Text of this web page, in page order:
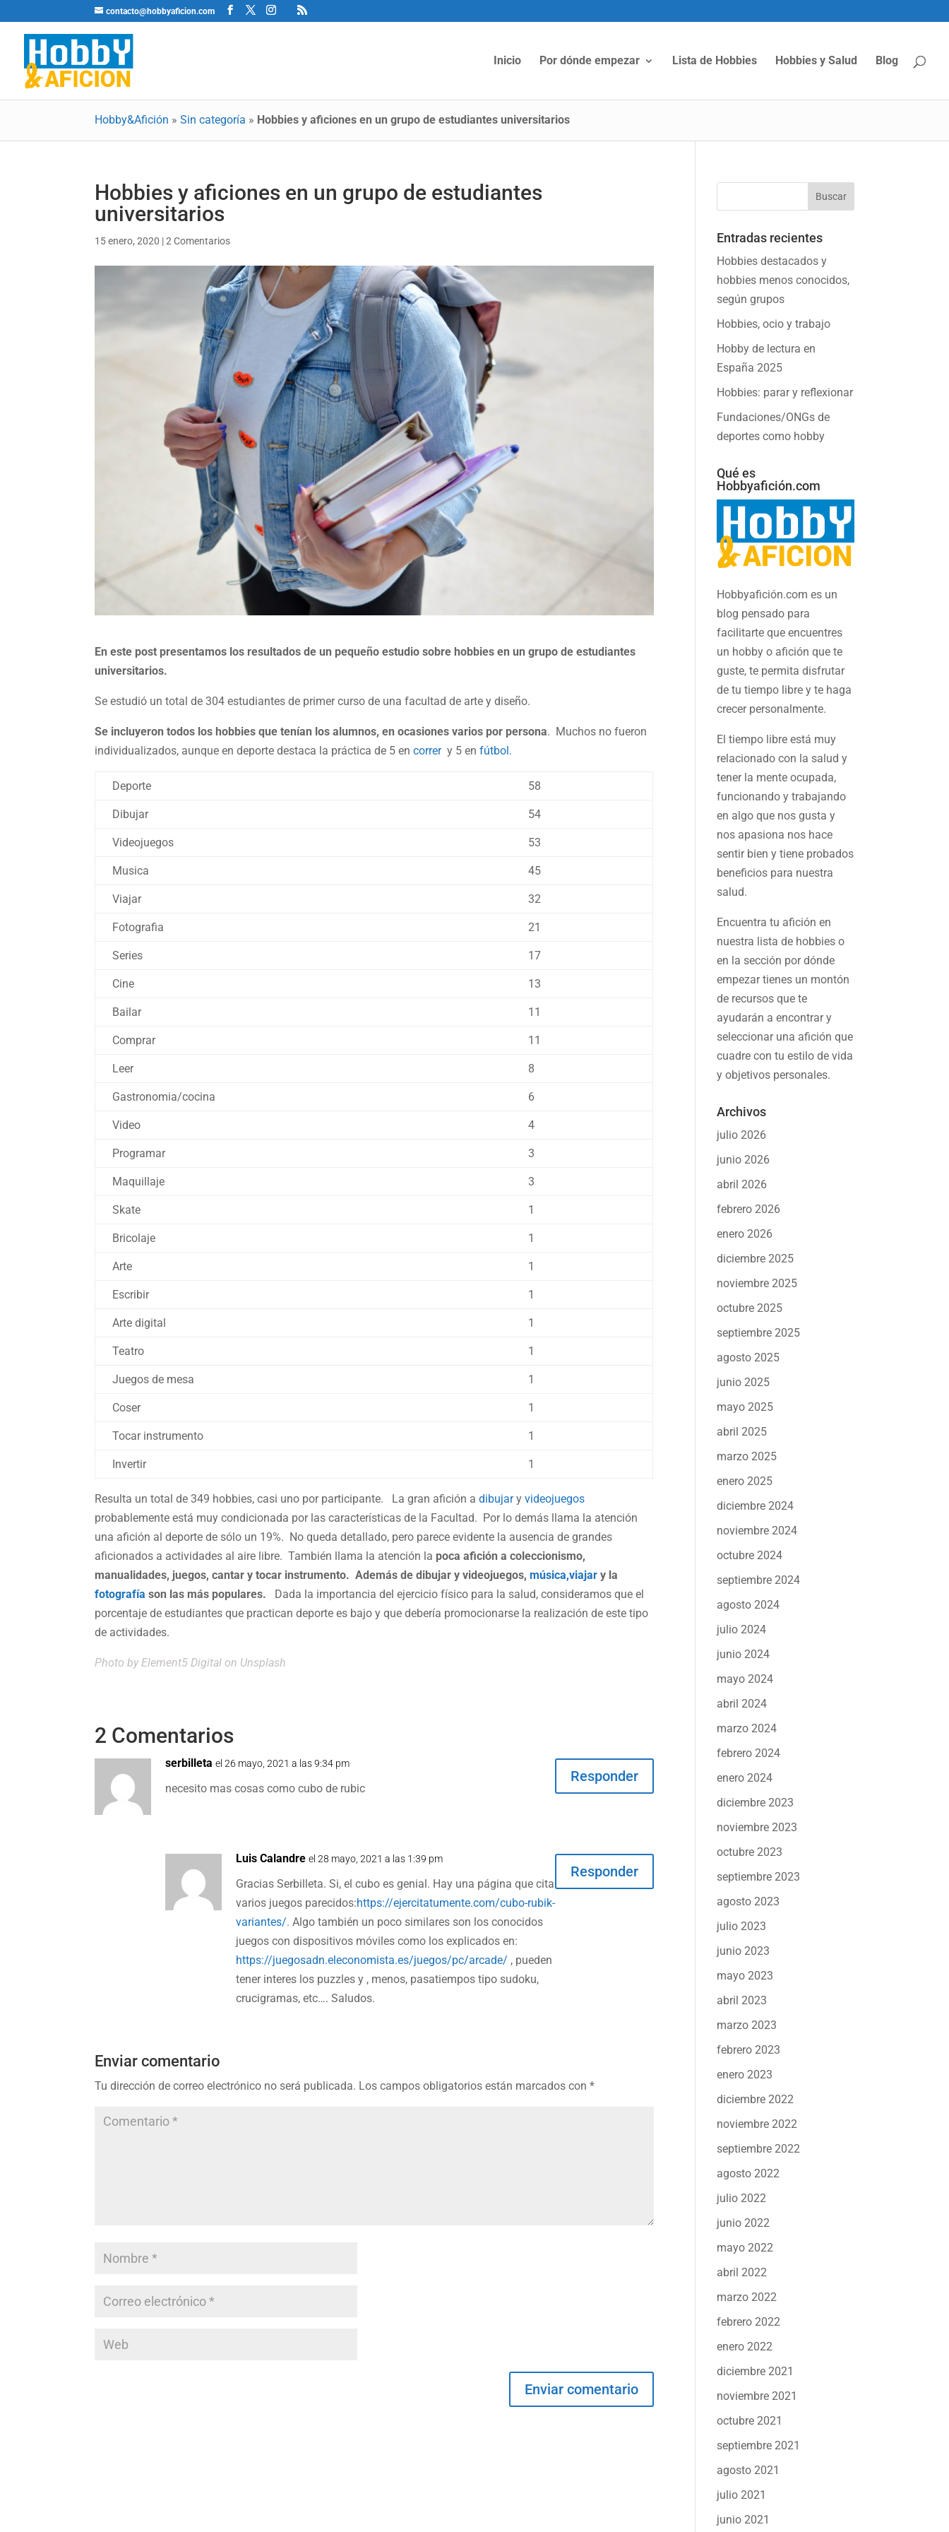
contacto@hobbyaficion.com
Hobby&Afición »Sin categoría » Hobbies y aficiones en un grupo de estudiantes universitarios
Inicio Por dónde empezar Lista de Hobbies Hobbies y Salud Blog
Hobbies y aficiones en un grupo de estudiantes
universitarios
15 enero, 2020 |2 Comentarios
En este post presentamos los resultados de un pequeño estudio sobre hobbies en un grupo de estudiantes
universitarios.
Se estudió un total de 304 estudiantes de primer curso de una facultad de arte y diseño.
Se incluyeron todos los hobbies que tenían los alumnos, en ocasiones varios por persona. Muchos no fueron
individualizados, aunque en deporte destaca la práctica de 5 encorrer y 5 enfútbol.
Deporte 58
Dibujar 54
Videojuegos 53
Musica 45
Viajar 32
Fotografia 21
Series 17
Cine 13
Bailar 11
Comprar 11
Leer 8
Gastronomia/cocina 6
Video 4
Programar 3
Maquillaje 3
Skate 1
Bricolaje 1
Arte 1
Escribir 1
Arte digital 1
Teatro 1
Juegos de mesa 1
Coser 1
Tocar instrumento 1
Invertir 1
Resulta un total de 349 hobbies, casi uno por participante. La gran afición adibujaryvideojuegos
probablemente está muy condicionada por las características de la Facultad. Por lo demás llama la atención
una afición al deporte de sólo un 19%. No queda detallado, pero parece evidente la ausencia de grandes
aficionados a actividades al aire libre. También llama la atención la poca afición a coleccionismo,
manualidades, juegos, cantar y tocar instrumento. Además de dibujar y videojuegos,música,viajar y la
fotografía son las más populares.
Dada la importancia del ejercicio físico para la salud, consideramos que el
porcentaje de estudiantes que practican deporte es bajo y que debería promocionarse la realización de este tipo
de actividades.
Photo by Element5 Digital on Unsplash
2 Comentarios
serbilleta el 26 mayo, 2021 a las 9:34 pm
necesito mas cosas como cubo de rubic
Responder
Luis Calandre el 28 mayo, 2021 a las 1:39 pm
Gracias Serbilleta. Si, el cubo es genial. Hay una página que cita
varios juegos parecidos:https://ejercitatumente.com/cubo-rubik-
variantes/. Algo también un poco similares son los conocidos
juegos con dispositivos móviles como los explicados en:
https://juegosadn.eleconomista.es/juegos/pc/arcade/ , pueden
tener interes los puzzles y , menos, pasatiempos tipo sudoku,
crucigramas, etc…. Saludos.
Responder
Enviar comentario
Tu dirección de correo electrónico no será publicada. Los campos obligatorios están marcados con*
Entradas recientes
Hobbies destacados y
hobbies menos conocidos,
según grupos
Hobbies, ocio y trabajo
Hobby de lectura en
España 2025
Hobbies: parar y reflexionar
Fundaciones/ONGs de
deportes como hobby
Qué es
Hobbyafición.com
Hobbyafición.com es un
blog pensado para
facilitarte que encuentres
un hobby o afición que te
guste, te permita disfrutar
de tu tiempo libre y te haga
crecer personalmente.
El tiempo libre está muy
relacionado con la salud y
tener la mente ocupada,
funcionando y trabajando
en algo que nos gusta y
nos apasiona nos hace
sentir bien y tiene probados
beneficios para nuestra
salud.
Encuentra tu afición en
nuestra lista de hobbies o
en la sección por dónde
empezar tienes un montón
de recursos que te
ayudarán aencontrar y
seleccionar una afición que
cuadre con tu estilo de vida
y objetivos personales.
Archivos
julio 2026
junio 2026
abril 2026
febrero 2026
enero 2026
diciembre 2025
noviembre 2025
octubre 2025
septiembre 2025
agosto 2025
junio 2025
mayo 2025
abril 2025
marzo 2025
enero 2025
diciembre 2024
noviembre 2024
octubre 2024
septiembre 2024
agosto 2024
julio 2024
junio 2024
mayo 2024
abril 2024
marzo 2024
febrero 2024
enero 2024
diciembre 2023
noviembre 2023
octubre 2023
septiembre 2023
agosto 2023
julio 2023
junio 2023
mayo 2023
abril 2023
marzo 2023
febrero 2023
enero 2023
diciembre 2022
noviembre 2022
septiembre 2022
agosto 2022
julio 2022
junio 2022
mayo 2022
abril 2022
marzo 2022
febrero 2022
enero 2022
diciembre 2021
noviembre 2021
octubre 2021
septiembre 2021
agosto 2021
julio 2021
junio 2021